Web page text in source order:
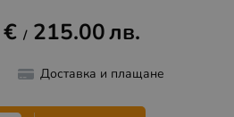
€ / 215.00лв.
Доставка и плащане